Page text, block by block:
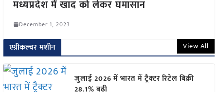
मध्यप्रदेश में खाद को लेकर घमासान
December 1, 2023
एग्रीकल्चर मशीन View All
जुलाई 2026 में भारत में ट्रैक्टर रिटेल बिक्री
28.1% बढ़ी